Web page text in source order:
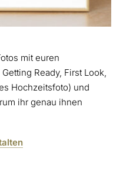
mit euren
Ready, First Look,
Hochzeitsfoto) und
ihr genau ihnen